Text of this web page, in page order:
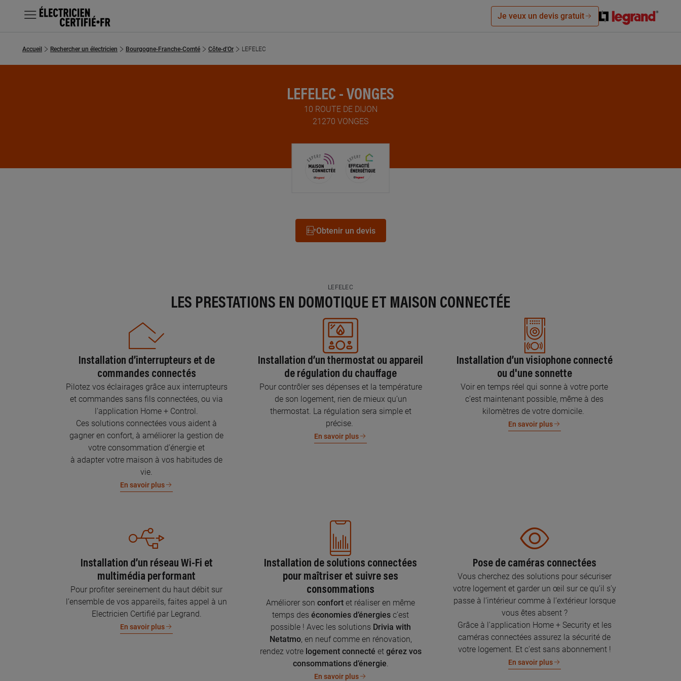
MENU
Chercher un électricien
Je veux un devis gratuit
Accueil Rechercher un électricien Bourgogne-Franche-Comté Côte-d'Or LEFELEC
LEFELEC - VONGES
10 ROUTE DE DIJON
21270 VONGES
Obtenir un devis
LEFELEC
LES PRESTATIONS EN DOMOTIQUE ET MAISON CONNECTÉE
Installation d’interrupteurs et de
commandes connectés
Pilotez vos éclairages grâce aux interrupteurs
et commandes sans fils connectées, ou via
l'application Home + Control.
Ces solutions connectées vous aident à
gagner en confort, à améliorer la gestion de
votre consommation d’énergie et
à adapter votre maison à vos habitudes de
vie.
En savoir plus
Installation d’un thermostat ou appareil
de régulation du chauffage
Pour contrôler ses dépenses et la température
de son logement, rien de mieux qu’un
thermostat. La régulation sera simple et
précise.
En savoir plus
Installation d’un visiophone connecté
ou d'une sonnette
Voir en temps réel qui sonne à votre porte
c’est maintenant possible, même à des
kilomètres de votre domicile.
En savoir plus
Installation d’un réseau Wi-Fi et
multimédia performant
Pour profiter sereinement du haut débit sur
l’ensemble de vos appareils, faites appel à un
Electricien Certifié par Legrand.
En savoir plus
Installation de solutions connectées
pour maîtriser et suivre ses
consommations
Améliorer son confort et réaliser en même
temps des économies d’énergies c’est
possible ! Avec les solutions Drivia with
Netatmo, en neuf comme en rénovation,
rendez votre logement connecté et gérez vos
consommations d’énergie.
En savoir plus
Pose de caméras connectées
Vous cherchez des solutions pour sécuriser
votre logement et garder un œil sur ce qu’il s’y
passe à l’intérieur comme à l’extérieur lorsque
vous êtes absent ?
Grâce à l'application Home + Security et les
caméras connectées assurez la sécurité de
votre logement. Et c'est sans abonnement !
En savoir plus